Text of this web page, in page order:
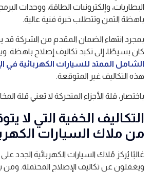
البطاريات، وإلكترونيات الطاقة، ووحدات
باهظة الثمن وتتطلب خبرة فنية عالية.
بمجرد انتهاء الضمان المقدم من الشركة
كان بسيطًا، إلى تكبد تكاليف إصلاح باهظة.
الشامل الممتد للسيارات الكهربائية في
هذه التكاليف غير المتوقعة.
باختصار، قلة الأجزاء المتحركة لا تعني قلة
التكاليف الخفية التي لا
من ملاك السيارات
غالبًا يُركز مُلاك السيارات الكهربائية الجدد
ويغفلون عن تكاليف الإصلاح المحتملة. ومن